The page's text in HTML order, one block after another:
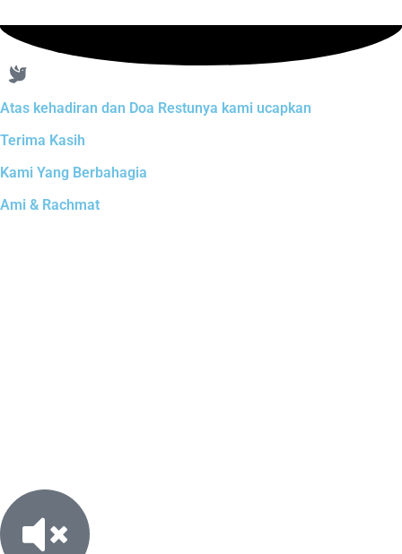
menjadi keluarga yg sakinah
mawaddah warramah... aaaminnnnnn
Miiii, alhamdulillah, selamaat yaaa..
keluarga samawa.. Happy terus ya Amii
married life. lifetime of happiness
together and a love that grows
stronger with each passing day.May
Atas kehadiran dan Doa Restunya kami ucapkan
Terima Kasih
Kami Yang Berbahagia
Ami & Rachmat